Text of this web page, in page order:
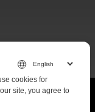
Reserved.
cookies for
site, you agree to